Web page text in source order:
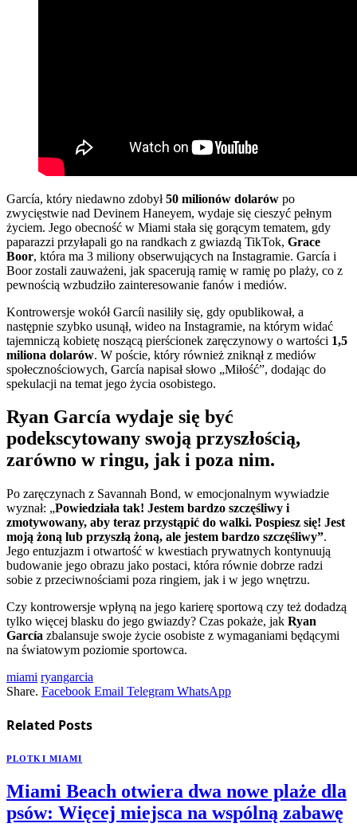
García, który niedawno zdobył50 milionów dolarów po
zwycięstwie nad Devinem Haneyem, wydaje się cieszyć pełnym
życiem. Jego obecność w Miami stała się gorącym tematem, gdy
paparazzi przyłapali go na randkach z gwiazdą TikTok, Grace
Boor, która ma 3 miliony obserwujących na Instagramie. García i
Boor zostali zauważeni, jak spacerują ramię w ramię po plaży, co z
pewnością wzbudziło zainteresowanie fanów i mediów.
Kontrowersje wokół Garcíi nasiliły się, gdy opublikował, a
następnie szybko usunął, wideo na Instagramie, na którym widać
tajemniczą kobietę noszącą pierścionek zaręczynowy o wartości 1,5
miliona dolarów. W poście, który również zniknął z mediów
społecznościowych, García napisał słowo „Miłość”, dodając do
spekulacji na temat jego życia osobistego.
Ryan García wydaje się być
podekscytowany swoją przyszłością,
zarówno w ringu, jak i poza nim.
Po zaręczynach z Savannah Bond, w emocjonalnym wywiadzie
wyznał: „Powiedziała tak! Jestem bardzo szczęśliwy i
zmotywowany, aby teraz przystąpić do walki. Pospiesz się! Jest
moją żoną lub przyszłą żoną, ale jestem bardzo szczęśliwy”.
Jego entuzjazm i otwartość w kwestiach prywatnych kontynuują
budowanie jego obrazu jako postaci, która równie dobrze radzi
sobie z przeciwnościami poza ringiem, jak i w jego wnętrzu.
Czy kontrowersje wpłyną na jego karierę sportową czy też dodadzą
tylko więcej blasku do jego gwiazdy? Czas pokaże, jak Ryan
García zbalansuje swoje życie osobiste z wymaganiami będącymi
na światowym poziomie sportowca.
miami ryangarcia
Share. Facebook Email Telegram WhatsApp
Related Posts
PLOTKI MIAMI
Miami Beach otwiera dwa nowe plaże dla
psów: Więcej miejsca na wspólną zabawę